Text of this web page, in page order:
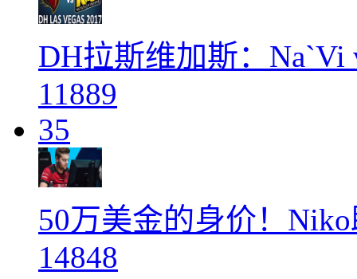
DH拉斯维加斯：Na`Vi
11889
35
50万美金的身价！
14848